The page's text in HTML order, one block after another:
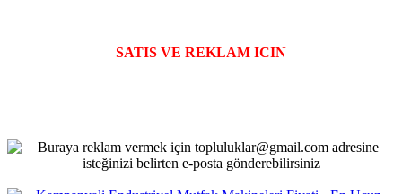
SATIS VE REKLAM ICIN